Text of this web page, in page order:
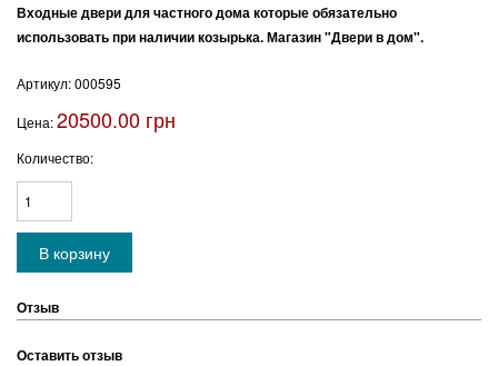
Входные двери для частного дома которые обязательно
использовать при наличии козырька. Магазин "Двери в дом".
Артикул:000595
Цена:20500.00 грн
Количество:
Отзыв
Оставить отзыв